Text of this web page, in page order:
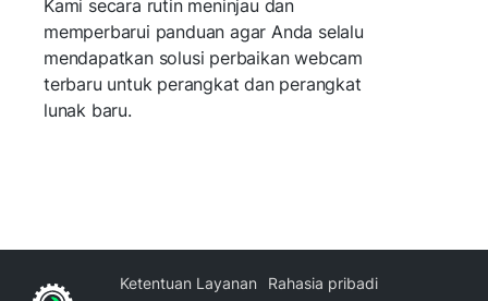
Kami secara rutin meninjau dan
memperbarui panduan agar Anda selalu
mendapatkan solusi perbaikan webcam
terbaru untuk perangkat dan perangkat
lunak baru.
Ketentuan Layanan Rahasia pribadi